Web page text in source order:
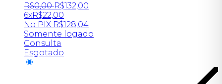
R$0,00 R$132 00
6xR$22,00
No PIX R$128,04
Somente logado
Consulta
Esgotado